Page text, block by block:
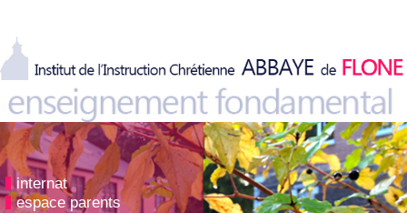
internat
espace parents